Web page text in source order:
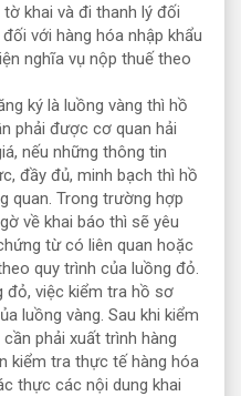
khai và đi thanh lý đối
với hàng hóa nhập khẩu
nghĩa vụ nộp thuế theo
ký là luồng vàng thì hồ
phải được cơ quan hải
nếu những thông tin
đầy đủ, minh bạch thì hồ
quan. Trong trường hợp
về khai báo thì sẽ yêu
từ có liên quan hoặc
quy trình của luồng đỏ.
đỏ, việc kiểm tra hồ sơ
luồng vàng. Sau khi kiểm
phải xuất trình hàng
kiểm tra thực tế hàng hóa
thực các nội dung khai